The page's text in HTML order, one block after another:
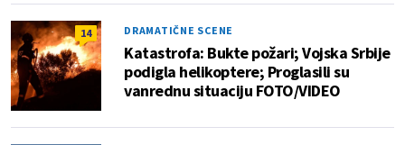
14 DRAMATIČNE SCENE
Katastrofa: Bukte požari; Vojska Srbije
podigla helikoptere; Proglasili su
vanrednu situaciju FOTO/VIDEO